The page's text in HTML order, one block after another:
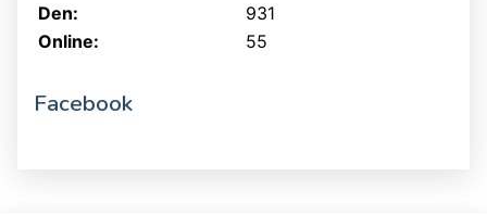
Online: 55
Den:
931
Facebook